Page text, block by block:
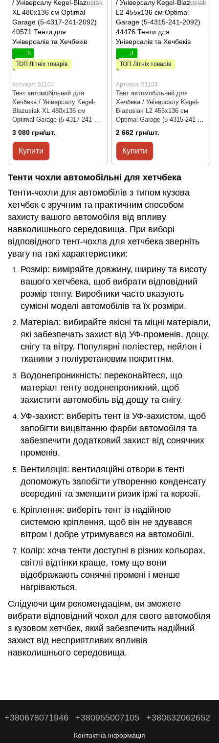
3
ТОП Літніх товарів
Артикул: 61104
Тент автомобільний для
Хечбека / Універсалу Kegel-
Blazusiak XL 480x136 см
Optimal Garage (5-4317-241-
2092)
3 080 грн/шт.
Купити
3
ТОП Літніх товарів
Артикул: 61104
Тент автомобільний для
Хечбека / Універсалу Kegel-
Blazusiak L2 455x136 см
Optimal Garage (5-4315-241-
2092)
2 662 грн/шт.
Купити
Тенти чохли автомобільні для хетчбека
Тенти-чохли для автомобілів з типом кузова
хетчбек є зручним та практичним способом
захисту вашого автомобіля від впливу
навколишнього середовища. При виборі
відповідного тент-чохла для хетчбека зверніть
увагу на такі характеристики:
Розмір: виміряйте довжину, ширину та висоту
вашого хетчбека, щоб вибрати відповідний
розмір тенту. Виробники часто вказують
сумісні моделі автомобілів та їх розміри.
Матеріал: вибирайте якісні та міцні матеріали,
які забезпечать захист від УФ-променів, дощу,
снігу та вітру. Популярні поліестер, нейлон і
тканини з поліуретановим покриттям.
Водонепроникність: переконайтеся, що
матеріал тенту водонепроникний, щоб
захистити автомобіль від дощу та снігу.
УФ-захист: виберіть тент із УФ-захистом, щоб
запобігти вицвітанню фарби автомобіля та
забезпечити додатковий захист від сонячних
променів.
Вентиляція: вентиляційні отвори в тенті
допоможуть запобігти утворенню конденсату
всередині та зменшити ризик іржі та корозії.
Кріплення: виберіть тент із надійною
системою кріплення, щоб він не здувався
вітром і добре утримувався на автомобілі.
Колір: хоча тенти доступні в різних кольорах,
світлі відтінки краще, тому що вони
відображають сонячні промені і менше
нагріваються.
Слідуючи цим рекомендаціям, ви зможете
вибрати відповідний чохол для свого автомобіля
з кузовом хетчбек, який забезпечить надійний
захист від несприятливих впливів
навколишнього середовища.
+380678071946 +380955007105 +380632062652
Контактна інформація